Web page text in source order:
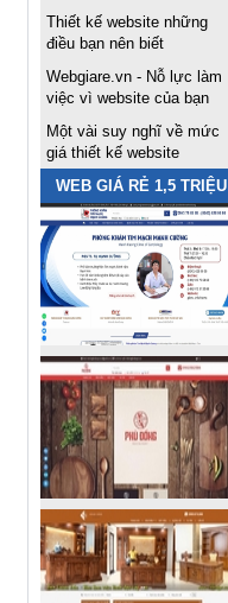
Thiết kế website những
điều bạn nên biết
Webgiare.vn - Nỗ lực làm
việc vì website của bạn
Một vài suy nghĩ về mức
giá thiết kế website
WEB GIÁ RẺ 1,5 TRIỆU